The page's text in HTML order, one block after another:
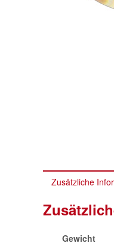
Zusätzliche
Gewicht